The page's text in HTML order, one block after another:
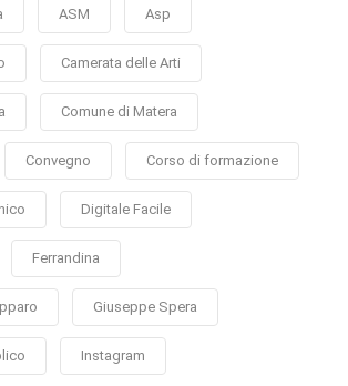
ASM Asp
Camerata delle Arti
Comune di Matera
Convegno Corso di formazione
Digitale Facile
Ferrandina
Giuseppe Spera
Instagram